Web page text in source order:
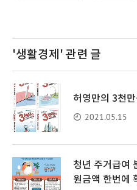
'생활경제' 관련 글
허영만의 3천
2021.05.15
청년 주거급여
원금액 한번에